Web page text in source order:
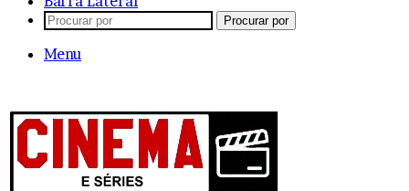
Procurar por
Menu